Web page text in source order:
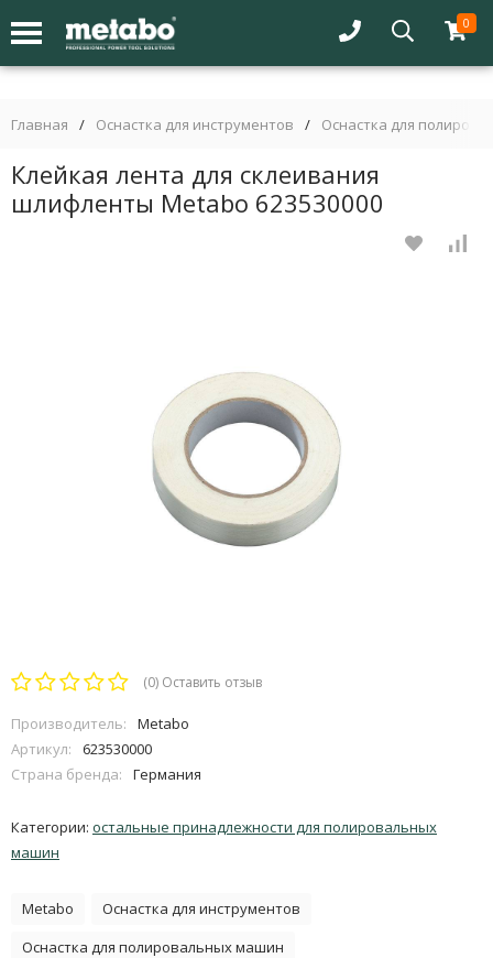
0
Главная / Оснастка для инструментов / Оснастка для
Клейкая лента для склеивания
шлифленты Metabo 623530000
(0) Оставить отзыв
Производитель:
Metabo
Артикул:
623530000
Страна бренда:
Германия
Категории: остальные принадлежности для полировальных
машин
Metabo
Оснастка для инструментов
Оснастка для полировальных машин